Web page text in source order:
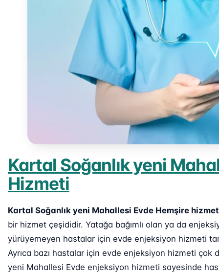
Kartal Soğanlık yeni
Hizmeti
Kartal Soğanlık yeni Mahallesi Evde Hemşire
bir hizmet çeşididir. Yatağa bağımlı olan ya da
yürüyemeyen hastalar için evde enjeksiyon hizmeti
Ayrıca bazı hastalar için evde enjeksiyon hizmeti
yeni Mahallesi Evde enjeksiyon hizmeti sayesinde